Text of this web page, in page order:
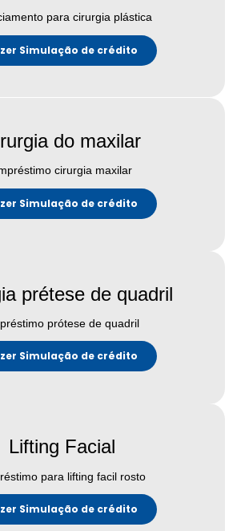
para cirurgia plástica
Simulação de crédito
do maxilar
cirurgia maxilar
Simulação de crédito
prétese de quadril
prótese de quadril
Simulação de crédito
Lifting Facial
para lifting facil rosto
Simulação de crédito